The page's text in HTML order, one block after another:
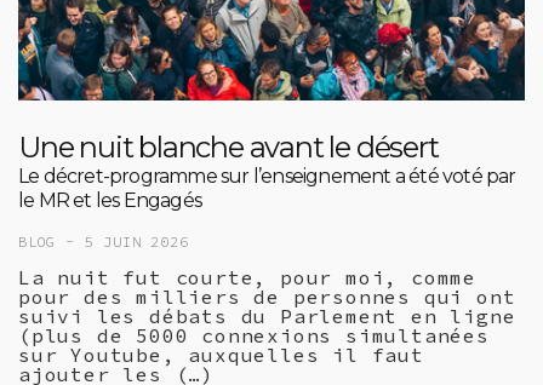
Une nuit blanche avant le désert
Le décret-programme sur l’enseignement a été voté par
le MR et les Engagés
BLOG - 5 JUIN 2026
La nuit fut courte, pour moi, comme
pour des milliers de personnes qui ont
suivi les débats du Parlement en ligne
(plus de 5000 connexions simultanées
sur Youtube, auxquelles il faut
ajouter les (…)